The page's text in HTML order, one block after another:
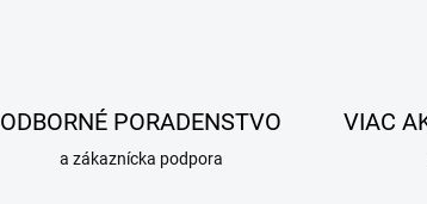
ODBORNÉ PORADENSTVO
a zákaznícka podpora
VIAC